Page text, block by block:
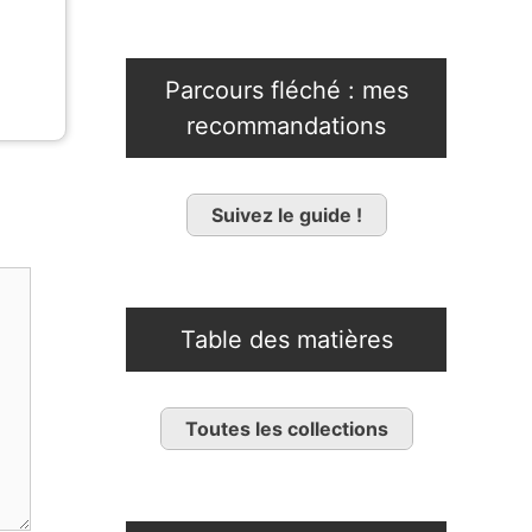
Parcours fléché : mes
recommandations
Suivez le guide !
Table des matières
Toutes les collections